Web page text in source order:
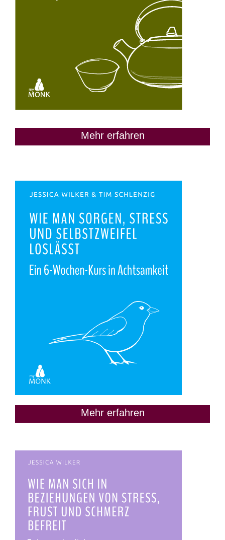
Mehr erfahren
Mehr erfahren